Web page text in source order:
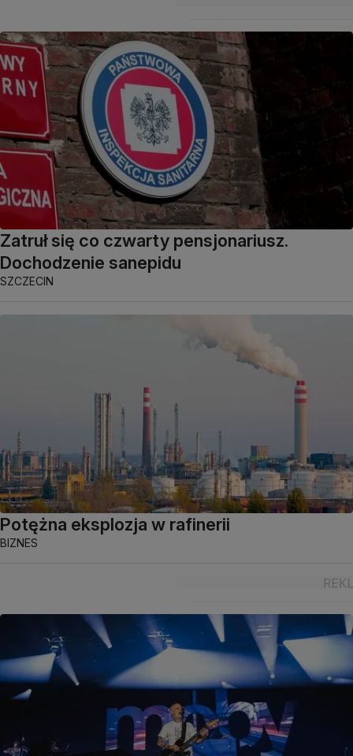
Zatruł się co czwarty pensjonariusz.
Dochodzenie sanepidu
SZCZECIN
Potężna eksplozja w rafinerii
BIZNES